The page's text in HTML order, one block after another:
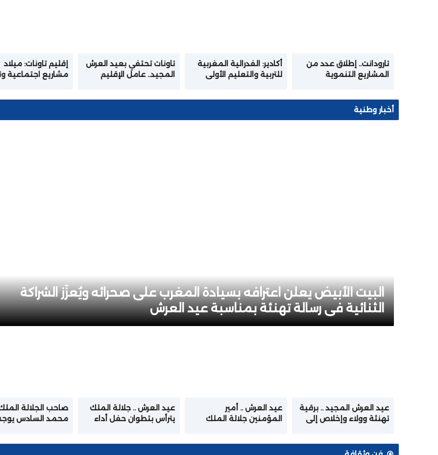
تارودانت.. إطلاق عدد من
المشاريع التنموية
أكادير: الفدرالية المغربية
للتربية والتعليم الأولي
تاونات تحتفي بعيد العرش
المجيد.. عامل الإقليم
إقليم تاونات: ميلاد
مشاريع اجتماعية
أخبار وطنية
البيت الأبيض يعلن اعترافه بسيادة المغرب على صحرائه ويُعزّز الشراكة
الثنائية في رسالة تهنئة بمناسبة عيد العرش
عيد العرش المجيد .. برقية
تهنئة وولاء وإخلاص إلى
عيد العرش .. أمير
المؤمنين جلالة الملك
عيد العرش .. جلالة الملك
يترأس بتطوان حفل أداء
صاحب الجلالة
محمد السادس